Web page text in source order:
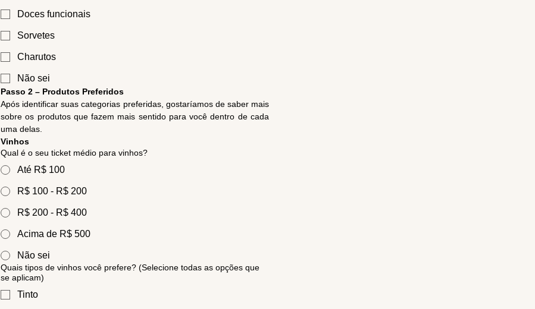
Doces funcionais
Sorvetes
Charutos
Não sei
Passo 2 – Produtos Preferidos
Após identificar suas categorias preferidas, gostaríamos de saber mais
sobre os produtos que fazem mais sentido para você dentro de cada
uma delas.
Vinhos
Qual é o seu ticket médio para vinhos?
Até R$ 100
R$ 100 - R$ 200
R$ 200 - R$ 400
Acima de R$ 500
Não sei
Quais tipos de vinhos você prefere? (Selecione todas as opções que
se aplicam)
Tinto